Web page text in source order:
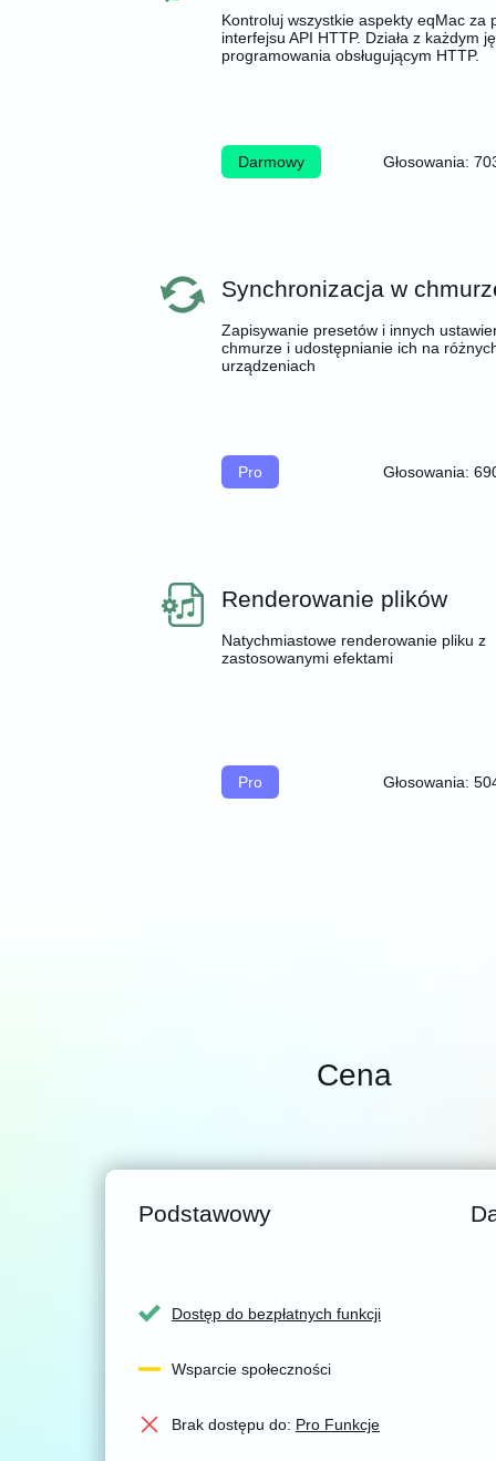
Kontroluj wszystkie aspekty eqMac za
interfejsu API HTTP. Działa z każdym
programowania obsługującym HTTP.
Darmowy Głosowania:
Synchronizacja w
Zapisywanie presetów i innych
chmurze i udostępnianie ich na
urządzeniach
Pro Głosowania:
Renderowanie plików
Natychmiastowe renderowanie pliku z
zastosowanymi efektami
Pro Głosowania:
Cena
Podstawowy
Dostęp do bezpłatnych funkcji
Wsparcie społeczności
Brak dostępu do: Pro Funkcje